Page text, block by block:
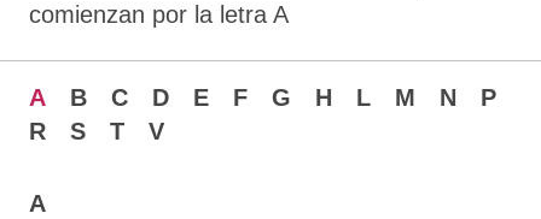
comienzan por la letra A
A B C D E F G H L M N
P
R
S T V
A